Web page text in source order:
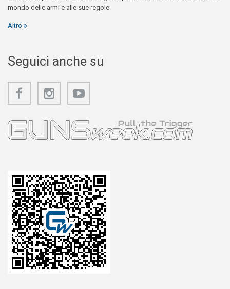
mondo delle armi e alle sue regole.
Altro
Seguici anche su